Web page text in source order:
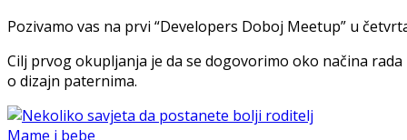
Pozivamo vas na prvi “Developers Doboj Meetup” u
Cilj prvog okupljanja je da se dogovorimo oko načina
o dizajn paternima.
Mame i bebe